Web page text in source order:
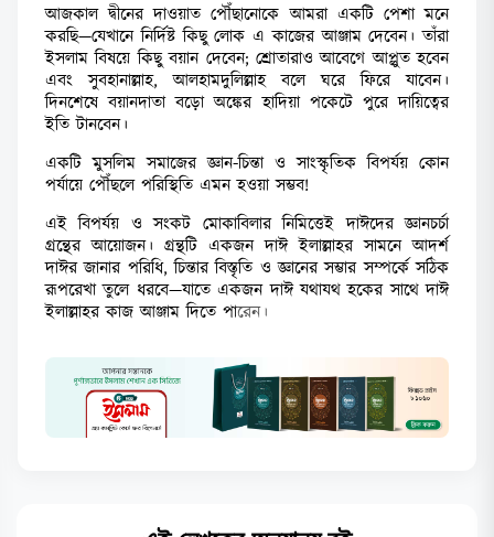
আজকাল দ্বীনের দাওয়াত পৌঁছানোকে আমরা একটি পেশা মনে
করছি—যেখানে নির্দিষ্ট কিছু লোক এ কাজের আঞ্জাম দেবেন। তাঁরা
ইসলাম বিষয়ে কিছু বয়ান দেবেন; শ্রোতারাও আবেগে আপ্লুত হবেন
এবং সুবহানাল্লাহ, আলহামদুলিল্লাহ বলে ঘরে ফিরে যাবেন।
দিনশেষে বয়ানদাতা বড়ো অঙ্কের হাদিয়া পকেটে পুরে দায়িত্বের
ইতি টানবেন।
একটি মুসলিম সমাজের জ্ঞান-চিন্তা ও সাংস্কৃতিক বিপর্যয় কোন
পর্যায়ে পৌঁছলে পরিস্থিতি এমন হওয়া সম্ভব!
এই বিপর্যয় ও সংকট মোকাবিলার নিমিত্তেই দাঈদের জ্ঞানচর্চা
গ্রন্থের আয়োজন। গ্রন্থটি একজন দাঈ ইলাল্লাহর সামনে আদর্শ
দাঈর জানার পরিধি, চিন্তার বিস্তৃতি ও জ্ঞানের সম্ভার সম্পর্কে সঠিক
রূপরেখা তুলে ধরবে—যাতে একজন দাঈ যথাযথ হকের সাথে দাঈ
ইলাল্লাহর কাজ আঞ্জাম দিতে পারেন।